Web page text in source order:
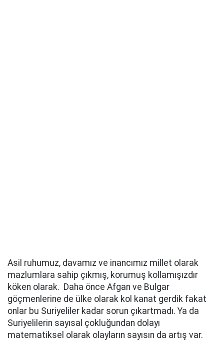
Asil ruhumuz, davamız ve inancımız millet olarak
mazlumlara sahip çıkmış, korumuş kollamışızdır
köken olarak. Daha önce Afgan ve Bulgar
göçmenlerine de ülke olarak kol kanat gerdik fakat
onlar bu Suriyeliler kadar sorun çıkartmadı. Ya da
Suriyelilerin sayısal çokluğundan dolayı
matematiksel olarak olayların sayısın da artış var.